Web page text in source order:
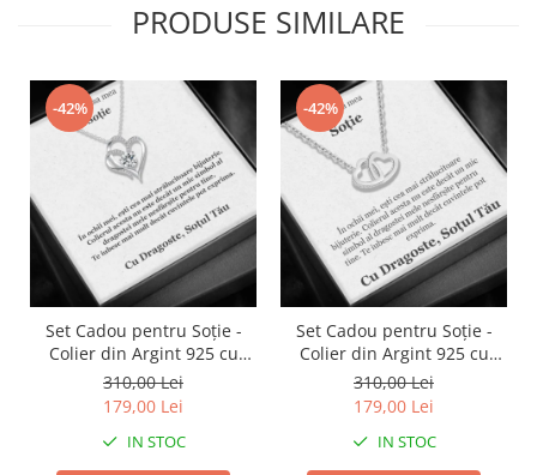
PRODUSE SIMILARE
-42%
Set Cadou pentru Soție -
Colier din Argint 925 cu
Pandantiv Inima Eternă,
placat cu rodiu, în Cutie
Elegantă cu Mesaj
Personalizat
310,00 Lei
179,00 Lei
IN STOC
-42%
Set Cadou pentru Soție -
Colier din Argint 925 cu
Pandantiv Inimi Pereche,
placat cu rodiu, în Cutie
Elegantă cu Mesaj
Personalizat
310,00 Lei
179,00 Lei
IN STOC